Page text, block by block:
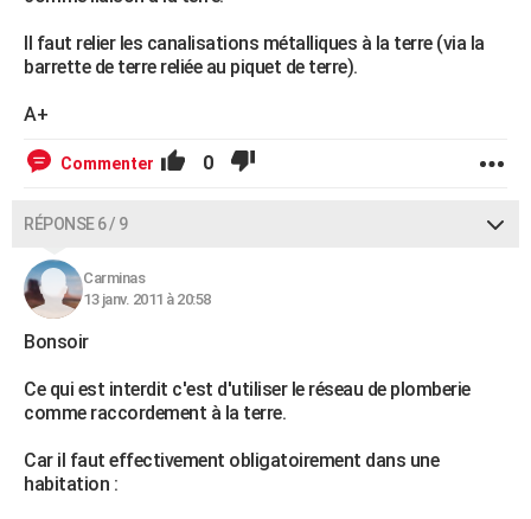
Il faut relier les canalisations métalliques à la terre (via la
barrette de terre reliée au piquet de terre).
A+
Commenter 0
RÉPONSE 6 / 9
Carminas
13 janv. 2011 à 20:58
Bonsoir
Ce qui est interdit c'est d'utiliser le réseau de plomberie
comme raccordement à la terre.
Car il faut effectivement obligatoirement dans une
habitation :